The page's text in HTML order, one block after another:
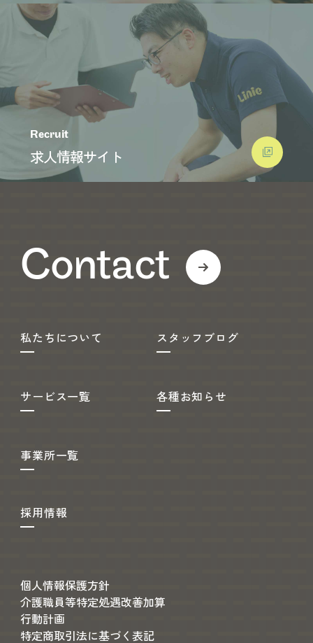
Recruit
求人情報サイト
Contact
私たちについて
サービス一覧
事業所一覧
スタッフブログ
各種お知らせ
採用情報
個人情報保護方針
介護職員等特定処遇改善加算
行動計画
特定商取引法に基づく表記